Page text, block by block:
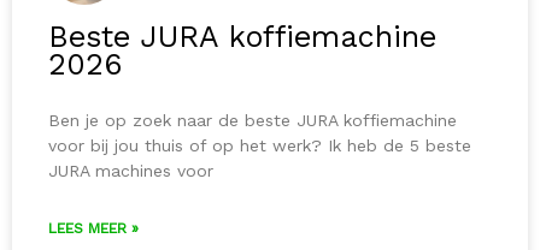
Beste JURA koffiemachine
2026
Ben je op zoek naar de beste JURA koffiemachine
voor bij jou thuis of op het werk? Ik heb de 5 beste
JURA machines voor
LEES MEER »